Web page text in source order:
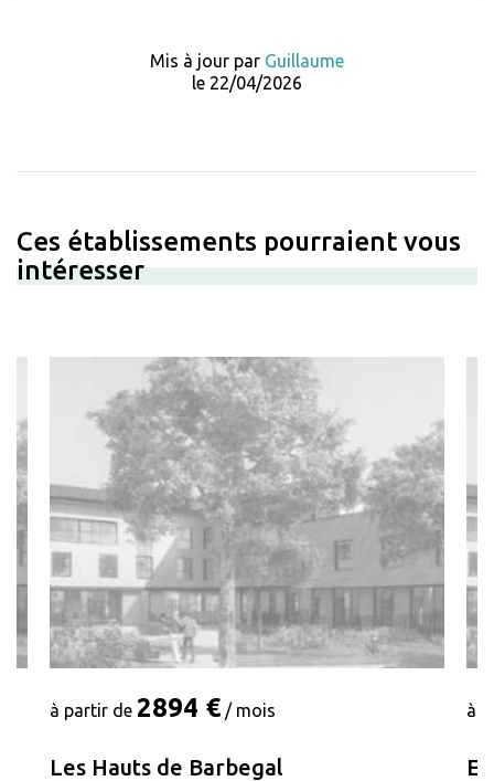
Mis à jour par Guillaume
le 22/04/2026
Ces établissements pourraient vous
intéresser
à partir de 2894 € / mois
Les Hauts de Barbegal
à